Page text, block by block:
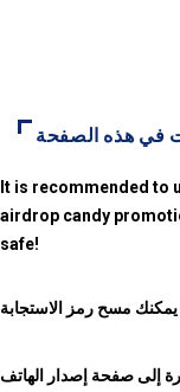
في هذه الصفحة
It is recommended to
airdrop candy
safe!
يمكنك مسح رمز الاستجابة
إلى صفحة إصدار الهاتف